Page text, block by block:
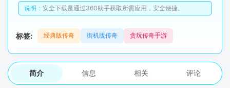
说明： 安全下载是通过360助手获取所需应用，安全便捷。
标签: 经典版传奇 街机版传奇 贪玩传奇手游
简介 信息 相关 评论